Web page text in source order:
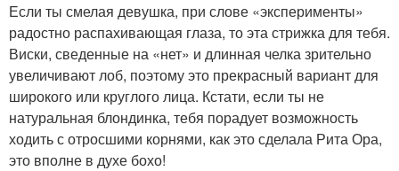
Если ты смелая девушка, при слове «эксперименты»
радостно распахивающая глаза, то эта стрижка для тебя.
Виски, сведенные на «нет» и длинная челка зрительно
увеличивают лоб, поэтому это прекрасный вариант для
широкого или круглого лица. Кстати, если ты не
натуральная блондинка, тебя порадует возможность
ходить с отросшими корнями, как это сделала Рита Ора,
это вполне в духе бохо!